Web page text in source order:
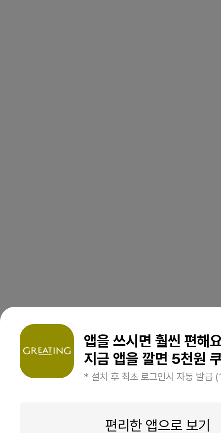
앱을 쓰시면 훨씬 편해
지금 앱을 깔면 5천원
* 설치 후 최초 로그인시 자동 발급
편리한 앱으로 보기